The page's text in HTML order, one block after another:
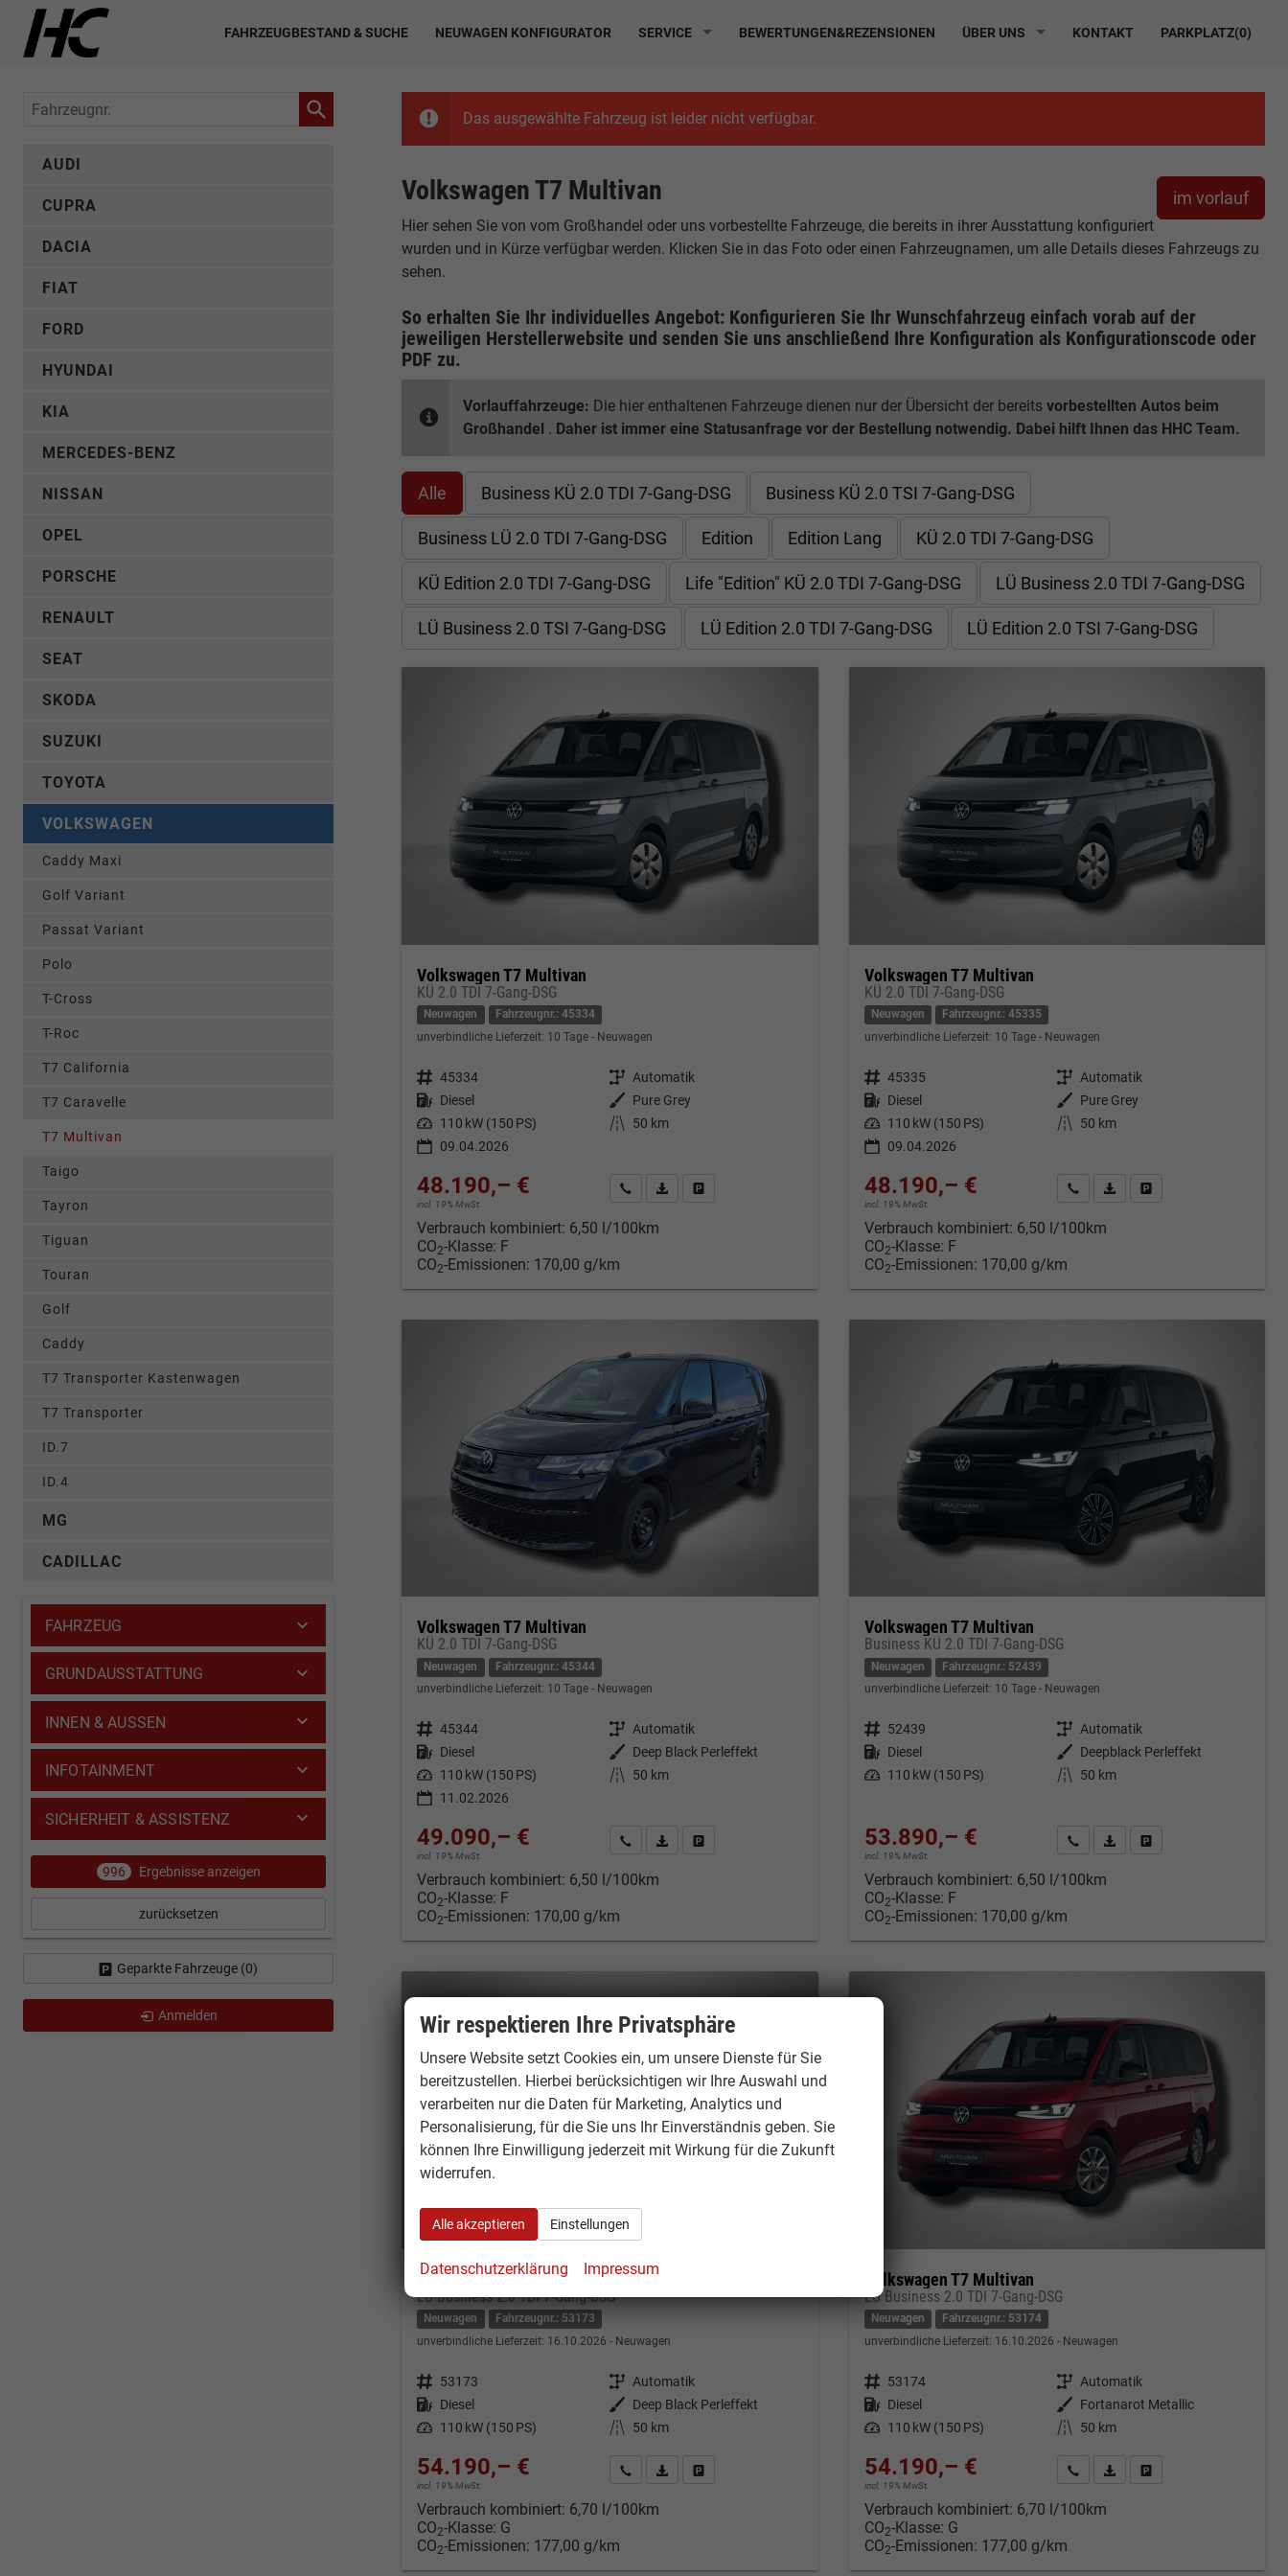
FAHRZEUGBESTAND & SUCHE NEUWAGEN KONFIGURATOR SERVICE BEWERTUNGEN&REZENSIONEN ÜBER UNS KONTAKT PARKPLATZ(0)
Das ausgewählte Fahrzeug ist leider nicht verfügbar.
im vorlauf
Volkswagen T7 Multivan
Hier sehen Sie von vom Großhandel oder uns vorbestellte Fahrzeuge, die bereits in ihrer Ausstattung konfiguriert
wurden und in Kürze verfügbar werden. Klicken Sie in das Foto oder einen Fahrzeugnamen, um alle Details dieses Fahrzeugs zu
sehen.
So erhalten Sie Ihr individuelles Angebot: Konfigurieren Sie Ihr Wunschfahrzeug einfach vorab auf der
jeweiligen Herstellerwebsite und senden Sie uns anschließend Ihre Konfiguration als Konfigurationscode oder
PDF zu.
Vorlauffahrzeuge: Die hier enthaltenen Fahrzeuge dienen nur der Übersicht der bereitsvorbestellten Autos beim
Großhandel . Daher ist immer eine Statusanfrage vor der Bestellung notwendig. Dabei hilft Ihnen das HHC Team.
Alle Business KÜ 2.0 TDI 7-Gang-DSG Business KÜ 2.0 TSI 7-Gang-DSG
Business LÜ 2.0 TDI 7-Gang-DSG Edition Edition Lang KÜ 2.0 TDI 7-Gang-DSG
KÜ Edition 2.0 TDI 7-Gang-DSG Life "Edition" KÜ 2.0 TDI 7-Gang-DSG LÜ Business 2.0 TDI 7-Gang-DSG
LÜ Business 2.0 TSI 7-Gang-DSG LÜ Edition 2.0 TDI 7-Gang-DSG LÜ Edition 2.0 TSI 7-Gang-DSG
Volkswagen T7 Multivan
KÜ 2.0 TDI 7-Gang-DSG
Neuwagen
Fahrzeugnr.: 45334
unverbindliche Lieferzeit: 10 Tage Neuwagen
Fahrzeugnr. 45334 Getriebe Automatik
Kraftstoff Diesel Außenfarbe Pure Grey
Leistung 110 kW (150 PS) Kilometerstand
50 km
09.04.2026
48.190,– €
incl. 19% MwSt.
Kontakt & Angebot anfordern
PDF-Datei, Fahrzeugexposé drucken
Fahrzeug merken/Expose drucken
Verbrauch kombiniert: 6,50 l/100km
CO2-Klasse: F
CO2-Emissionen: 170,00 g/km
Volkswagen T7 Multivan
KÜ 2.0 TDI 7-Gang-DSG
Neuwagen
Fahrzeugnr.: 45335
unverbindliche Lieferzeit: 10 Tage Neuwagen
Fahrzeugnr. 45335 Getriebe Automatik
Kraftstoff Diesel Außenfarbe Pure Grey
Leistung 110 kW (150 PS) Kilometerstand
50 km
09.04.2026
48.190,– €
incl. 19% MwSt.
Kontakt & Angebot anfordern
PDF-Datei, Fahrzeugexposé
Fahrzeug merken/Expose
Verbrauch kombiniert: 6,50 l/100km
CO2-Klasse: F
CO2-Emissionen: 170,00 g/km
Volkswagen T7 Multivan
KÜ 2.0 TDI 7-Gang-DSG
Neuwagen
Fahrzeugnr.: 45344
unverbindliche Lieferzeit: 10 Tage Neuwagen
Fahrzeugnr. 45344 Getriebe Automatik
Kraftstoff Diesel Außenfarbe
Deep Black Perleffekt
Leistung 110 kW (150 PS) Kilometerstand
50 km
11.02.2026
49.090,– €
incl. 19% MwSt.
Kontakt & Angebot anfordern
PDF-Datei, Fahrzeugexposé drucken
Fahrzeug merken/Expose drucken
Verbrauch kombiniert: 6,50 l/100km
CO2-Klasse: F
CO2-Emissionen: 170,00 g/km
Volkswagen T7 Multivan
Business KÜ 2.0 TDI 7-Gang-DSG
Neuwagen
Fahrzeugnr.: 52439
unverbindliche Lieferzeit: 10 Tage Neuwagen
Fahrzeugnr. 52439 Getriebe Automatik
Kraftstoff Diesel Außenfarbe
Deepblack Perleffekt
Leistung 110 kW (150 PS) Kilometerstand 50 km
53.890,– €
incl. 19% MwSt.
Kontakt & Angebot anfordern
PDF-Datei, Fahrzeugexposé
Fahrzeug merken/Expose
Verbrauch kombiniert: 6,50 l/100km
CO2-Klasse: F
CO2-Emissionen: 170,00 g/km
Volkswagen T7 Multivan
LÜ Business 2.0 TDI 7-Gang-DSG
Neuwagen
Fahrzeugnr.: 53173
unverbindliche Lieferzeit: 16.10.2026 Neuwagen
Fahrzeugnr. 53173 Getriebe Automatik
Kraftstoff Diesel Außenfarbe
Deep Black Perleffekt
Leistung 110 kW (150 PS) Kilometerstand 50 km
54.190,– €
incl. 19% MwSt.
Kontakt & Angebot anfordern
PDF-Datei, Fahrzeugexposé drucken
Fahrzeug merken/Expose drucken
Verbrauch kombiniert: 6,70 l/100km
CO2-Klasse: G
CO2-Emissionen: 177,00 g/km
Volkswagen T7 Multivan
LÜ Business 2.0 TDI 7-Gang-DSG
Neuwagen
Fahrzeugnr.: 53174
unverbindliche Lieferzeit: 16.10.2026 Neuwagen
Fahrzeugnr. 53174 Getriebe Automatik
Kraftstoff Diesel Außenfarbe
Fortanarot Metallic
Leistung 110 kW (150 PS) Kilometerstand 50 km
54.190,– €
incl. 19% MwSt.
Kontakt & Angebot anfordern
PDF-Datei, Fahrzeugexposé
Fahrzeug merken/Expose
Verbrauch kombiniert: 6,70 l/100km
CO2-Klasse: G
CO2-Emissionen: 177,00 g/km
Fahrzeugnr.
AUDI
CUPRA
DACIA
FIAT
FORD
HYUNDAI
KIA
MERCEDES-BENZ
NISSAN
OPEL
PORSCHE
RENAULT
SEAT
SKODA
SUZUKI
TOYOTA
VOLKSWAGEN
Caddy Maxi
Golf Variant
Passat Variant
Polo
T-Cross
T-Roc
T7 California
T7 Caravelle
T7 Multivan
Taigo
Tayron
Tiguan
Touran
Golf
Caddy
T7 Transporter Kastenwagen
T7 Transporter
ID.7
ID.4
MG
CADILLAC
FAHRZEUG
GRUNDAUSSTATTUNG
INNEN & AUSSEN
INFOTAINMENT
SICHERHEIT & ASSISTENZ
996 Ergebnisse anzeigen
zurücksetzen
Geparkte Fahrzeuge (0)
Anmelden Wir respektieren Ihre Privatsphäre
Unsere Website setzt Cookies ein, um unsere Dienste für Sie
bereitzustellen. Hierbei berücksichtigen wir Ihre Auswahl und
verarbeiten nur die Daten für Marketing, Analytics und
Personalisierung, für die Sie uns Ihr Einverständnis geben. Sie
können Ihre Einwilligung jederzeit mit Wirkung für die Zukunft
widerrufen.
Alle akzeptieren Einstellungen
Datenschutzerklärung Impressum